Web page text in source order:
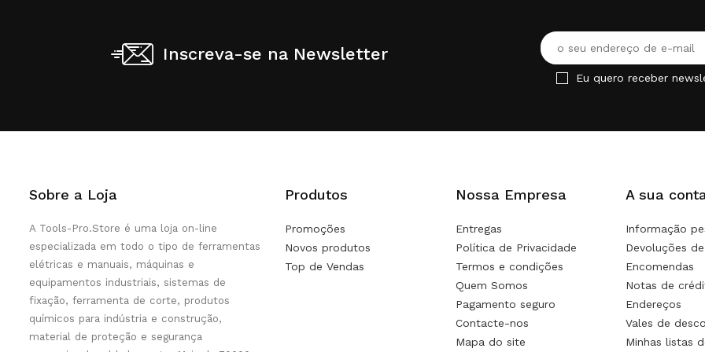
Inscreva-se na Newsletter
Eu quero receber
Sobre a Loja
A Tools-Pro.Store é uma loja on-line
especializada em todo o tipo de ferramentas
elétricas e manuais, máquinas e
equipamentos industriais, sistemas de
fixação, ferramenta de corte, produtos
químicos para indústria e construção,
material de proteção e segurança
Produtos
Promoções
Novos produtos
Top de Vendas
Nossa Empresa
Entregas
Política de Privacidade
Termos e condições
Quem Somos
Pagamento seguro
Contacte-nos
Mapa do site
A sua
Informação
Devoluções
Encomendas
Notas de
Endereços
Vales de
Minhas listas